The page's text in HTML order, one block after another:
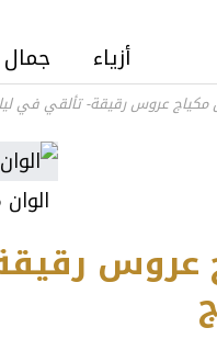
أزياء جمال
مكياج عروس رقيقة- تألقي في
عروس